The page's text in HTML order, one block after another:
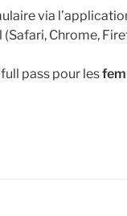
via
Chrome,
pass pour les